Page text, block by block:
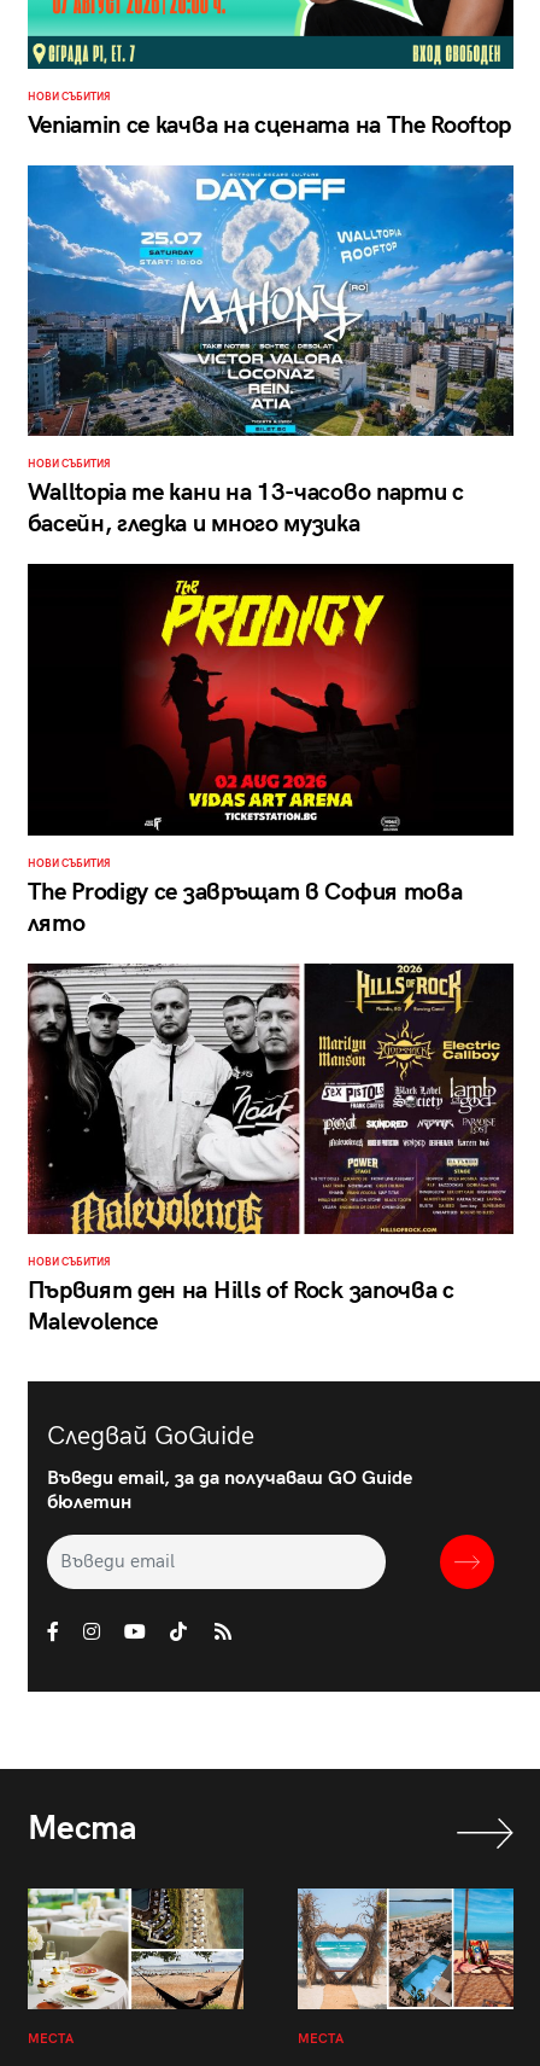
НОВИ СЪБИТИЯ
Veniamin се качва на сцената на The Rooftop
НОВИ СЪБИТИЯ
Walltopia те кани на 13-часово парти с
басейн, гледка и много музика
НОВИ СЪБИТИЯ
The Prodigy се завръщат в София това
лято
НОВИ СЪБИТИЯ
Първият ден на Hills of Rock започва с
Malevolence
Следвай GoGuide
Въведи email, за да получаваш GO Guide
бюлетин
Места
МЕСТА МЕСТА